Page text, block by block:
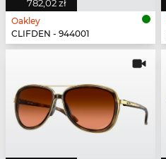
782,02 zł
Oakley
CLIFDEN - 944001